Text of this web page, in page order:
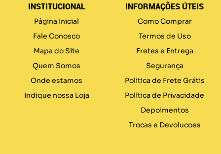
INSTITUCIONAL
Página Inicial
Fale Conosco
Mapa do Site
Quem Somos
Onde estamos
Indique nossa Loja
INFORMAÇÕES ÚTEIS
Como Comprar
Termos de Uso
Fretes e Entrega
Segurança
Politica de Frete Grátis
Política de Privacidade
Depoimentos
Trocas e Devolucoes